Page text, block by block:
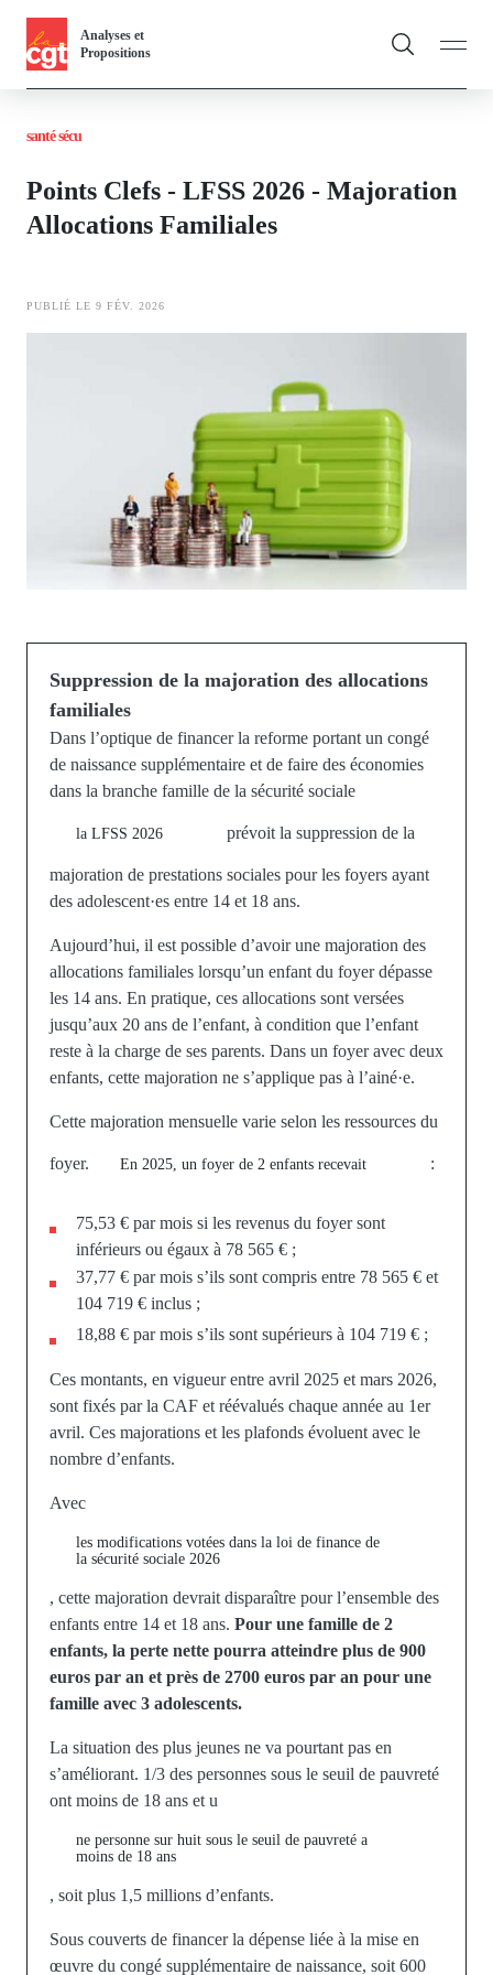
Aller
contenu
Analyses et
Propositions
santé sécu
Points Clefs - LFSS 2026 - Majoration
Allocations Familiales
PUBLIÉ LE 9 FÉV. 2026
Suppression de la majoration des allocations
familiales
Dans l’optique de financer la reforme portant un congé
de naissance supplémentaire et de faire des économies
dans la branche famille de la sécurité sociale
la LFSS 2026 prévoit la suppression de la
majoration de prestations sociales pour les foyers ayant
des adolescent·es entre 14 et 18 ans.
Aujourd’hui, il est possible d’avoir une majoration des
allocations familiales lorsqu’un enfant du foyer dépasse
les 14 ans. En pratique, ces allocations sont versées
jusqu’aux 20 ans de l’enfant, à condition que l’enfant
reste à la charge de ses parents. Dans un foyer avec deux
enfants, cette majoration ne s’applique pas à l’ainé·e.
Cette majoration mensuelle varie selon les ressources du
foyer. En 2025, un foyer de 2 enfants recevait :
75,53 € par mois si les revenus du foyer sont
inférieurs ou égaux à 78 565 € ;
37,77 € par mois s’ils sont compris entre 78 565 € et
104 719 € inclus ;
18,88 € par mois s’ils sont supérieurs à 104 719 € ;
Ces montants, en vigueur entre avril 2025 et mars 2026,
sont fixés par la CAF et réévalués chaque année au 1er
avril. Ces majorations et les plafonds évoluent avec le
nombre d’enfants.
Avec
les modifications votées dans la loi de finance de
la sécurité sociale 2026
, cette majoration devrait disparaître pour l’ensemble des
enfants entre 14 et 18 ans. Pour une famille de 2
enfants, la perte nette pourra atteindre plus de 900
euros par an et près de 2700 euros par an pour une
famille avec 3 adolescents.
La situation des plus jeunes ne va pourtant pas en
s’améliorant. 1/3 des personnes sous le seuil de pauvreté
ont moins de 18 ans et u
ne personne sur huit sous le seuil de pauvreté a
moins de 18 ans
, soit plus 1,5 millions d’enfants.
Sous couverts de financer la dépense liée à la mise en
œuvre du congé supplémentaire de naissance, soit 600